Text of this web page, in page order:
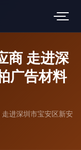
商 走进深
广告材料
进深圳市宝安区新安